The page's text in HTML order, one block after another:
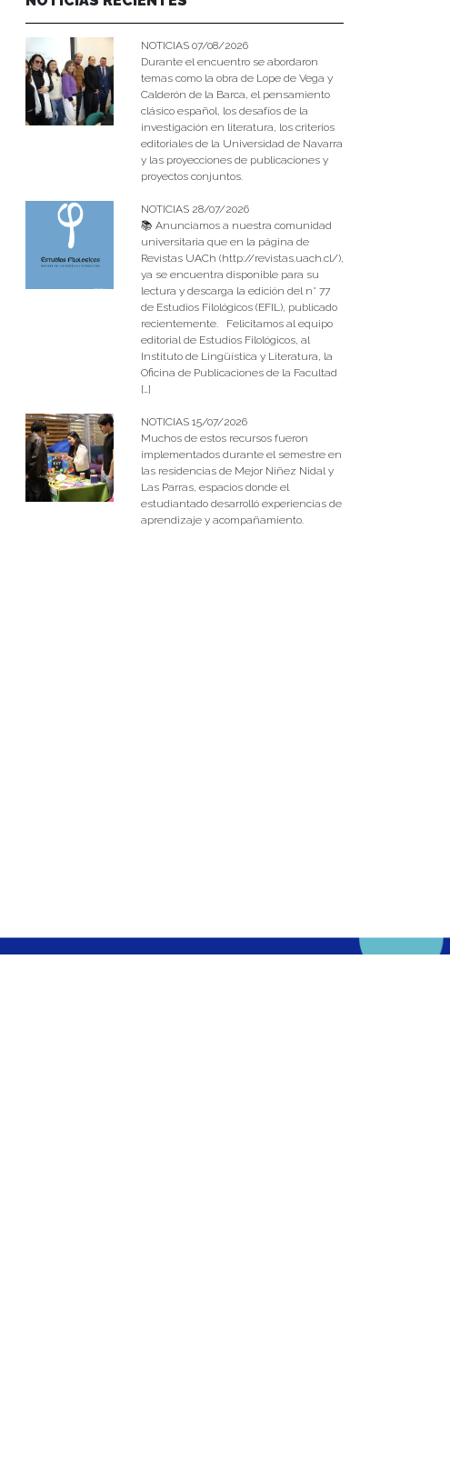
NOTICIAS 07/08/2026
Durante el encuentro se abordaron
temas como la obra de Lope de Vega y
Calderón de la Barca, el pensamiento
clásico español, los desafíos de la
investigación en literatura, los criterios
editoriales de la Universidad de Navarra
y las proyecciones de publicaciones y
proyectos conjuntos.
NOTICIAS 28/07/2026
📚 Anunciamos a nuestra comunidad
universitaria que en la página de
Revistas UACh (http://revistas.uach.cl/),
ya se encuentra disponible para su
lectura y descarga la edición del n° 77
de Estudios Filológicos (EFIL), publicado
recientemente. Felicitamos al equipo
editorial de Estudios Filológicos, al
Instituto de Lingüística y Literatura, la
Oficina de Publicaciones de la Facultad
[…]
NOTICIAS 15/07/2026
Muchos de estos recursos fueron
implementados durante el semestre en
las residencias de Mejor Niñez Nidal y
Las Parras, espacios donde el
estudiantado desarrolló experiencias de
aprendizaje y acompañamiento.